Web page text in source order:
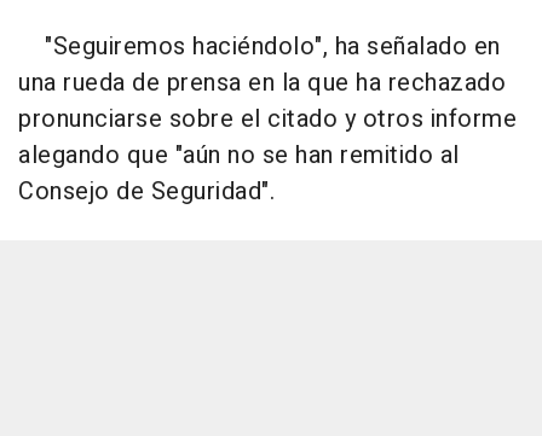
"Seguiremos haciéndolo", ha señalado en
una rueda de prensa en la que ha rechazado
pronunciarse sobre el citado y otros informe
alegando que "aún no se han remitido al
Consejo de Seguridad".